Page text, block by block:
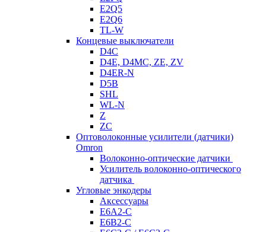
E2Q5
E2Q6
TL-W
Концевые выключатели
D4C
D4E, D4MC, ZE, ZV
D4ER-N
D5B
SHL
WL-N
Z
ZC
Оптоволоконные усилители (датчики)
Omron
Волоконно-оптические датчики
Усилитель волоконно-оптического
датчика
Угловые энкодеры
Аксессуары
E6A2-C
E6B2-C